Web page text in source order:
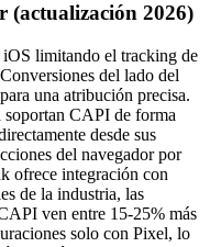
(actualización 2026)
limitando el tracking de
del lado del
una atribución precisa.
soportan CAPI de forma
desde sus
del navegador por
ofrece integración con
de la industria, las
ven entre 15-25% más
solo con Pixel, lo